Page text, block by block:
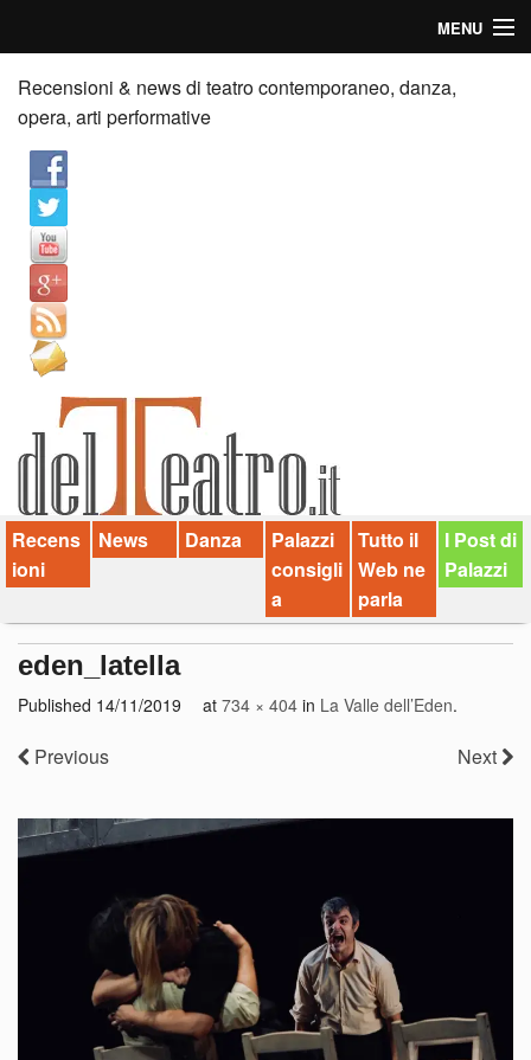
MENU
Home
Recensioni
Anticipazioni
News
Palazzi consiglia
Video
Chi siamo
Contatti
dT in English
Recensioni & news di teatro contemporaneo, danza,
opera, arti performative
Recens
ioni
News Danza
Palazzi
consigli
a
Tutto il
Web ne
parla
I Post di
Palazzi
eden_latella
Published 14/11/2019 at 734 × 404 in La Valle dell’Eden.
Previous Next